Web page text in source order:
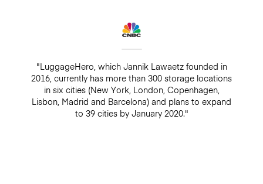
"LuggageHero, which Jannik Lawaetz founded in
2016, currently has more than 300 storage locations
in six cities (New York, London, Copenhagen,
Lisbon, Madrid and Barcelona) and plans to expand
to 39 cities by January 2020."